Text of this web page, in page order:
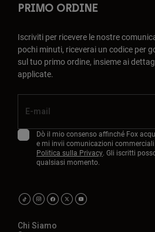
PRIMO ORDINE
Iscriviti per ricevere le nostre
pochi minuti, riceverai un codice per
sul tuo primo ordine, insieme ai
applicate.
Dò il mio consenso affinché Fox
e mi invii comunicazioni
Politica sulla Privacy. Gli iscritti
qualsiasi momento.
Chi Siamo